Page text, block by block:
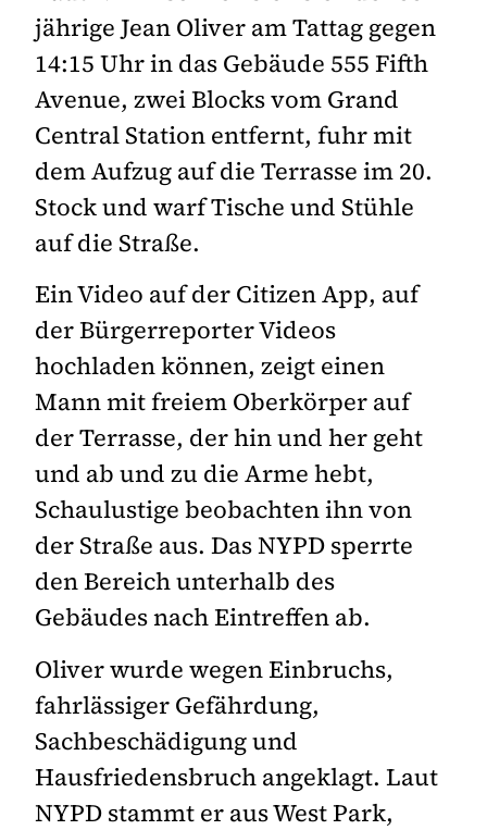
jährige Jean Oliver am Tattag gegen
14:15 Uhr in das Gebäude 555 Fifth
Avenue, zwei Blocks vom Grand
Central Station entfernt, fuhr mit
dem Aufzug auf die Terrasse im 20.
Stock und warf Tische und Stühle
auf die Straße.
Ein Video auf der Citizen App, auf
der Bürgerreporter Videos
hochladen können, zeigt einen
Mann mit freiem Oberkörper auf
der Terrasse, der hin und her geht
und ab und zu die Arme hebt,
Schaulustige beobachten ihn von
der Straße aus. Das NYPD sperrte
den Bereich unterhalb des
Gebäudes nach Eintreffen ab.
Oliver wurde wegen Einbruchs,
fahrlässiger Gefährdung,
Sachbeschädigung und
Hausfriedensbruch angeklagt. Laut
NYPD stammt er aus West Park,